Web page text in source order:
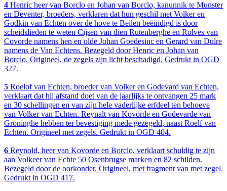
4 Henric heer van Borclo en Johan van Borclo, kanunnik te Munster
en Deventer, broeders, verklaren dat hun geschil met Volker en
Godkin van Echten over de hove te Beilen beëindigd is door
scheidslieden te weten Cijsen van dien Rutenberghe en Rolves van
Covorde namens hen en olde Johan Goedesinc en Gerard van Dulre
namens de Van Echtens. Bezegeld door Henric en Johan van
Borclo. Origineel, de zegels zijn licht beschadigd. Gedrukt in OGD
327.
5 Roelof van Echten, broeder van Volker en Godevard van Echten,
verklaart dat hij afstand doet van de jaarlijks te ontvangen 25 mark
en 30 schellingen en van zijn hele vaderlijke erfdeel ten behoeve
van Volker van Echten. Reynalt van Kovorde en Godevarde van
Groninghe hebben ter bevestiging mede gezegeld, naast Roelf van
Echten. Origineel met zegels. Gedrukt in OGD 404.
6 Reynold, heer van Kovorde en Borclo, verklaart schuldig te zijn
aan Volkeer van Echte 50 Osenbrugse marken en 82 schilden.
Bezegeld door de oorkonder. Origineel, met fragment van met zegel.
Gedrukt in OGD 417.